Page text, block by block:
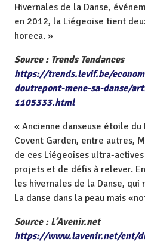
Hivernales de la Danse,
en 2012, la Liégeoise tient
horeca. »
Source : Trends Tendances
https://trends.levif.be/
doutrepont-mene-sa-danse/
1105333.html
« Ancienne danseuse étoile
Covent Garden, entre autres,
de ces Liégeoises ultra-
projets et de défis à relever.
les hivernales de la Danse, qui
La danse dans la peau mais
Source : L’Avenir.net
https://www.lavenir.net/cnt/